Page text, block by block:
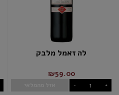
לה זאמל מלבק
₪59.00
- +